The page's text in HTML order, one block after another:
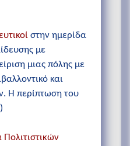
στην ημερίδα
με
μιας πόλης με
και
Η περίπτωση του